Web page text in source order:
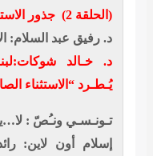
(الحلقة 2) جذور الاستبداد
د. رفيق عبد السلام:
د. خـالد
يُـطـرد “الاستثناء
تـونـسـي ونـُصّ :
إسلام أون لاين: